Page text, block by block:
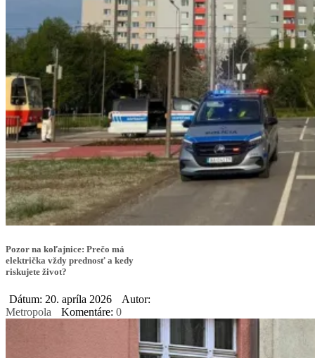
Pozor na koľajnice: Prečo má
električka vždy prednosť a kedy
riskujete život?
Dátum: 20. apríla 2026
Autor:
Metropola
Komentáre: 0